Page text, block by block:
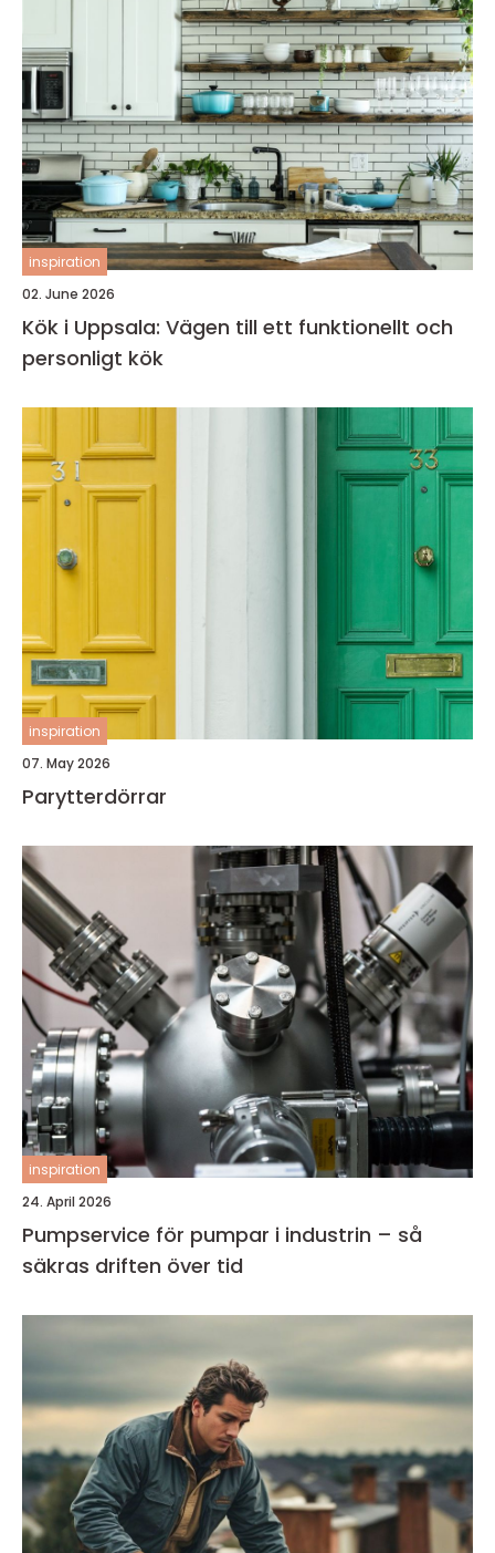
inspiration
02. June 2026
Kök i Uppsala: Vägen till ett funktionellt och
personligt kök
inspiration
07. May 2026
Parytterdörrar
inspiration
24. April 2026
Pumpservice för pumpar i industrin – så
säkras driften över tid